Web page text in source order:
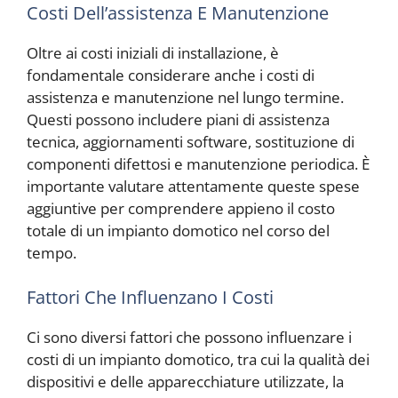
Costi Dell’assistenza E Manutenzione
Oltre ai costi iniziali di installazione, è
fondamentale considerare anche i costi di
assistenza e manutenzione nel lungo termine.
Questi possono includere piani di assistenza
tecnica, aggiornamenti software, sostituzione di
componenti difettosi e manutenzione periodica. È
importante valutare attentamente queste spese
aggiuntive per comprendere appieno il costo
totale di un impianto domotico nel corso del
tempo.
Fattori Che Influenzano I Costi
Ci sono diversi fattori che possono influenzare i
costi di un impianto domotico, tra cui la qualità dei
dispositivi e delle apparecchiature utilizzate, la